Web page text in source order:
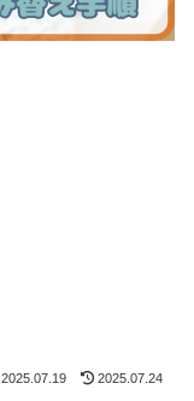
2025.07.19 2025.07.24